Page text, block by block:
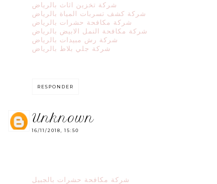
شركة تخزين اثاث بالرياض
شركة كشف تسربات المياة بالرياض
شركة مكافحة حشرات بالرياض
شركة مكافحة النمل الابيض بالرياض
شركة رش مبيدات بالرياض
شركة جلي بلاط بالرياض
RESPONDER
unknown
16/11/2018, 15:50
شركة مكافحة حشرات بالجبيل